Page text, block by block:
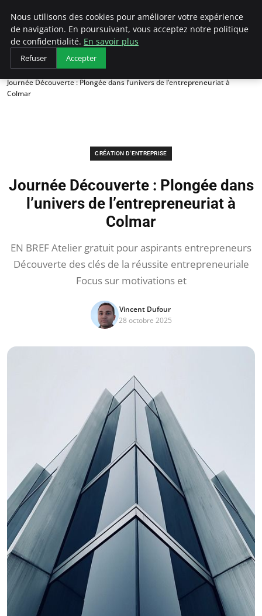
LECFCM
Accueil
Création d'entreprise
Journée Découverte : Plongée dans l’univers de l’entrepreneuriat à
Colmar
CRÉATION D'ENTREPRISE
Journée Découverte : Plongée dans
l’univers de l’entrepreneuriat à
Colmar
EN BREF Atelier gratuit pour aspirants entrepreneurs
Découverte des clés de la réussite entrepreneuriale
Focus sur motivations et
Vincent Dufour
28 octobre 2025
Nous utilisons des cookies pour améliorer votre expérience
de navigation. En poursuivant, vous acceptez notre politique
de confidentialité. En savoir plus
Refuser Accepter